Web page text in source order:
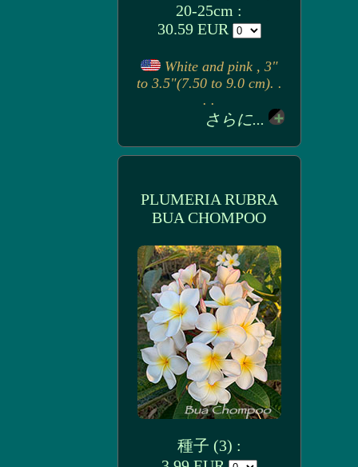
20-25cm :
30.59 EUR
White and pink , 3"
to 3.5"(7.50 to 9.0 cm). .
. .
さらに...
PLUMERIA RUBRA
BUA CHOMPOO
種子 (3) :